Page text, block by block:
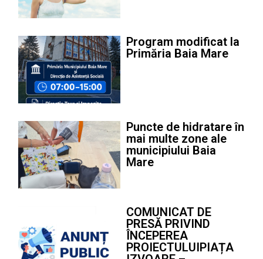
Program modificat la
Primăria Baia Mare
Puncte de hidratare în
mai multe zone ale
municipiului Baia
Mare
COMUNICAT DE
PRESĂ PRIVIND
ÎNCEPEREA
PROIECTULUIPIAȚA